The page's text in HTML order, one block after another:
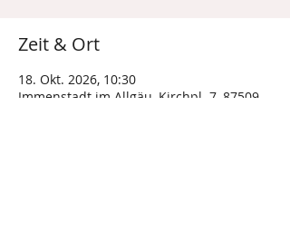
Zeit & Ort
18. Okt. 2026, 10:30
Immenstadt im Allgäu, Kirchpl. 7, 87509